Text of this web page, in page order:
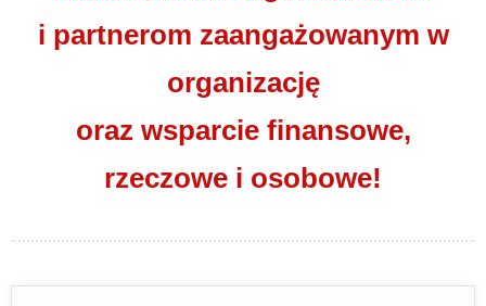
i partnerom zaangażowanym w
organizację
oraz wsparcie finansowe,
rzeczowe i osobowe!